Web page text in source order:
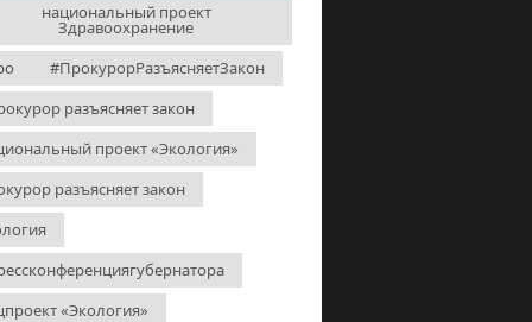
национальный проект
Здравоохранение
#ПрокурорРазъясняетЗакон
разъясняет закон
проект «Экология»
разъясняет закон
«Экология»